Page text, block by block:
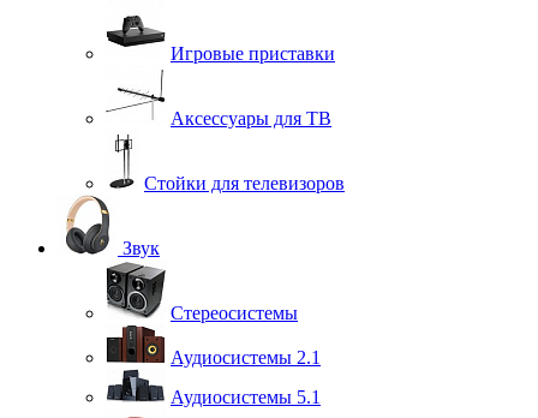
Игровые приставки
Аксессуары для ТВ
Стойки для телевизоров
Звук
Стереосистемы
Аудиосистемы 2.1
Аудиосистемы 5.1